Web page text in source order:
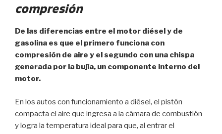
compresión
De las diferencias entre el motor diésel y de
gasolina es que el primero funciona con
compresión de aire y el segundo con una chispa
generada por la bujía, un componente interno del
motor.
En los autos con funcionamiento a diésel, el pistón
compacta el aire que ingresa a la cámara de combustión
y logra la temperatura ideal para que, al entrar el